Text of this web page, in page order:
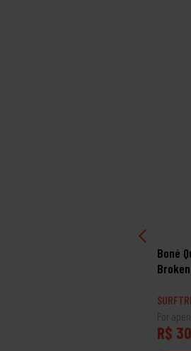
Boné
Broken
Por
R$